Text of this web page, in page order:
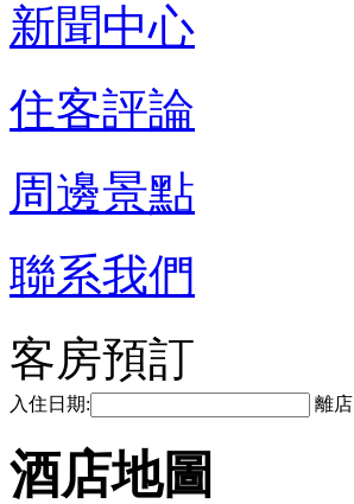
新聞中心
住客評論
周邊景點
聯系我們
客房預訂
入住日期: 離
酒店地圖